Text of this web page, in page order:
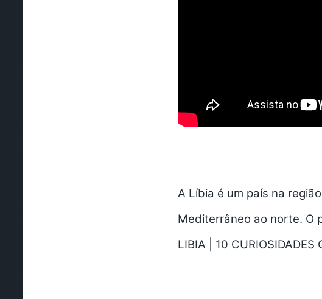
A Líbia é um país na
Mediterrâneo ao norte. O
LIBIA | 10 CURIOSIDADES